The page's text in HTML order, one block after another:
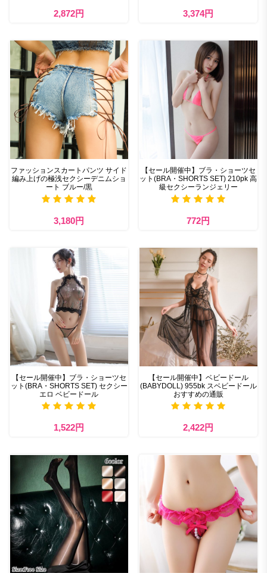
2,872円 3,374円
ファッションスカートパンツ サイド
編み上げの極浅セクシーデニムショ
ート ブルー/黒
3,180円
【セール開催中】ブラ・ショーツセ
ット(BRA・SHORTS SET) 210pk 高
級セクシーランジェリー
772円
【セール開催中】ブラ・ショーツセ
ット(BRA・SHORTS SET) セクシー
エロ ベビードール
1,522円
【セール開催中】ベビードール
(BABYDOLL) 955bk スベビードール
おすすめの通販
2,422円